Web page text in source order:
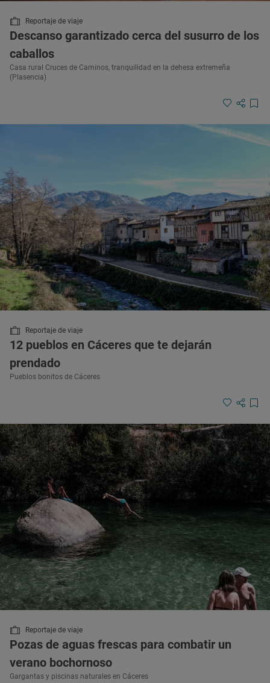
Reportaje de viaje
Descanso garantizado cerca del susurro de los
caballos
Casa rural Cruces de Caminos, tranquilidad en la dehesa extremeña
(Plasencia)
Reportaje de viaje
12 pueblos en Cáceres que te dejarán
prendado
Pueblos bonitos de Cáceres
Reportaje de viaje
Pozas de aguas frescas para combatir un
verano bochornoso
Gargantas y piscinas naturales en Cáceres